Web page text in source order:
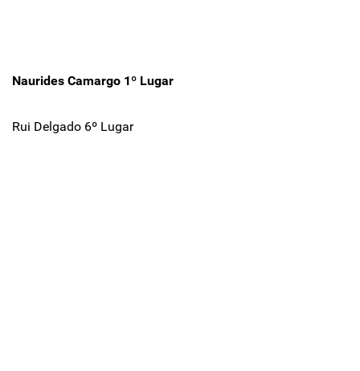
Naurides Camargo 1º Lugar
Rui Delgado 6º Lugar